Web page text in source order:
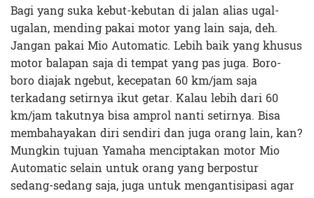
Bagi yang suka kebut-kebutan di jalan alias ugal-
ugalan, mending pakai motor yang lain saja, deh.
Jangan pakai Mio Automatic. Lebih baik yang khusus
motor balapan saja di tempat yang pas juga. Boro-
boro diajak ngebut, kecepatan 60 km/jam saja
terkadang setirnya ikut getar. Kalau lebih dari 60
km/jam takutnya bisa amprol nanti setirnya. Bisa
membahayakan diri sendiri dan juga orang lain, kan?
Mungkin tujuan Yamaha menciptakan motor Mio
Automatic selain untuk orang yang berpostur
sedang-sedang saja, juga untuk mengantisipasi agar